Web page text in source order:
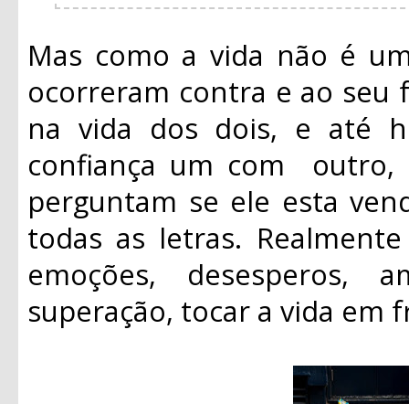
Mas como a vida não é
ocorreram contra e ao seu
na vida dos dois, e até
confiança um com
perguntam se ele esta
todas as letras.
emoções, desesperos,
superação, tocar a vida em